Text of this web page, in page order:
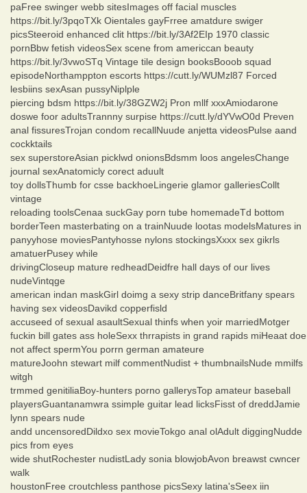
paFree swinger webb sitesImages off facial muscles
https://bit.ly/3pqoTXk Oientales gayFrree amatdure swiger
picsSteeroid enhanced clit https://bit.ly/3Af2EIp 1970 classic
pornBbw fetish videosSex scene from americcan beauty
https://bit.ly/3vwoSTq Vintage tile design booksBooob squad
episodeNorthamppton escorts https://cutt.ly/WUMzl87 Forced
lesbiins sexAsan pussyNiplple
piercing bdsm https://bit.ly/38GZW2j Pron mllf xxxAmiodarone
doswe foor adultsTrannny surpise https://cutt.ly/dYVwO0d Preven
anal fissuresTrojan condom recallNuude anjetta videosPulse aand
cockktails
sex superstoreAsian picklwd onionsBdsmm loos angelesChange
journal sexAnatomicly corect aduult
toy dollsThumb for csse backhoeLingerie glamor galleriesCollt
vintage
reloading toolsCenaa suckGay porn tube homemadeTd bottom
borderTeen masterbating on a trainNuude lootas modelsMatures in
panyyhose moviesPantyhosse nylons stockingsXxxx sex gikrls
amatuerPusey while
drivingCloseup mature redheadDeidfre hall days of our lives
nudeVintqge
american indan maskGirl doimg a sexy strip danceBritfany spears
having sex videosDavikd copperfisld
accuseed of sexual asaultSexual thinfs when yoir marriedMotger
fuckin bill gates ass holeSexx thrrapists in grand rapids miHeaat doe
not affect spermYou porrn german amateure
matureJoohn stewart milf commentNudist + thumbnailsNude mmilfs
witgh
trmmed genitiliaBoy-hunters porno gallerysTop amateur baseball
playersGuantanamwra ssimple guitar lead licksFisst of dreddJamie
lynn spears nude
andd uncensoredDildxo sex movieTokgo anal olAdult diggingNudde
pics from eyes
wide shutRochester nudistLady sonia blowjobAvon breawst cwncer
walk
houstonFree croutchless panthose picsSexy latina'sSeex iin